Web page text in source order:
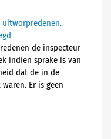
uitworpredenen.
de inspecteur
indien sprake is van
dat de in de
Er is geen